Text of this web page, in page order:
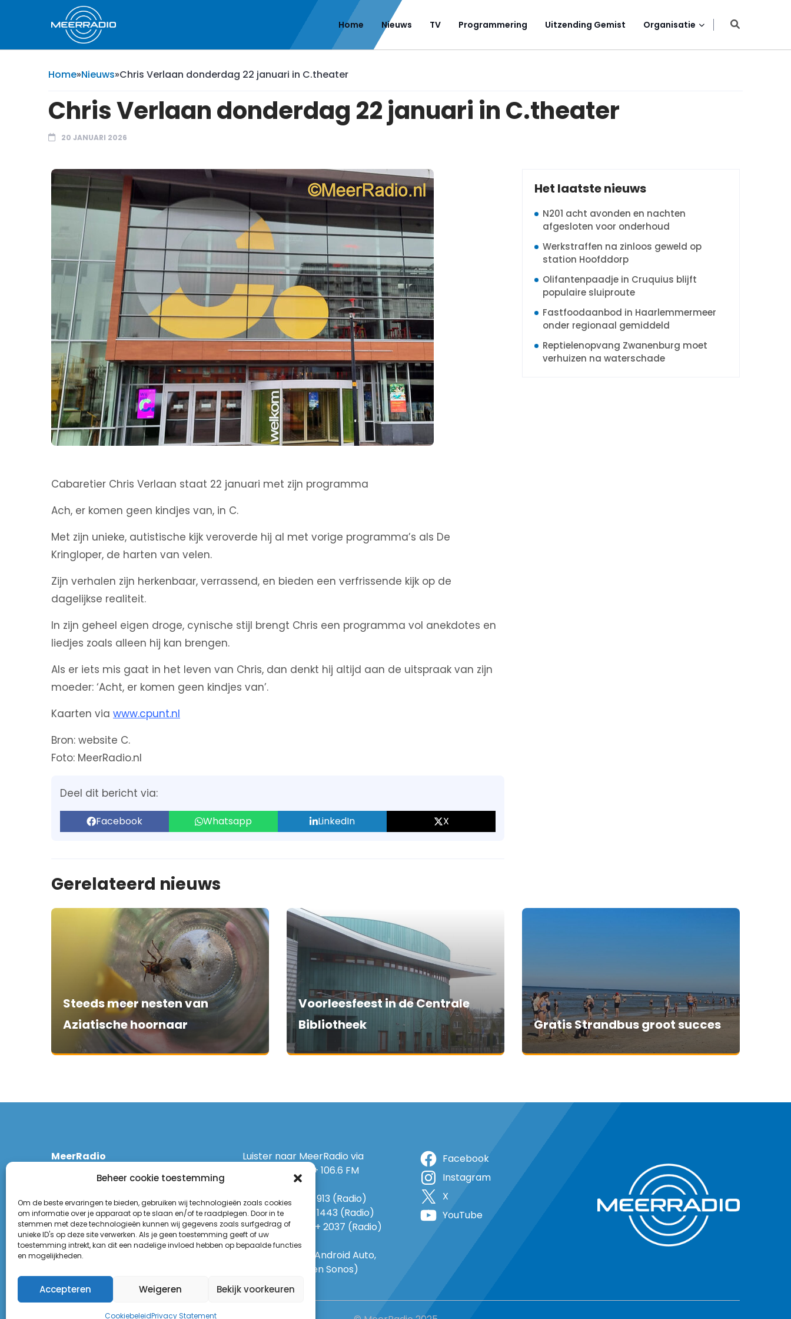
Beheer cookie toestemming
Om de beste ervaringen te bieden, gebruiken wij technologieën zoals cookies
om informatie over je apparaat op te slaan en/of te raadplegen. Door in te
stemmen met deze technologieën kunnen wij gegevens zoals surfgedrag of
unieke ID's op deze site verwerken. Als je geen toestemming geeft of uw
toestemming intrekt, kan dit een nadelige invloed hebben op bepaalde functies
en mogelijkheden.
Accepteren Weigeren Bekijk voorkeuren
CookiebeleidPrivacy Statement
Home Nieuws TV Programmering Uitzending Gemist Organisatie
Home»Nieuws»Chris Verlaan donderdag 22 januari in C.theater
Chris Verlaan donderdag 22 januari in C.theater
20 JANUARI 2026
Cabaretier Chris Verlaan staat 22 januari met zijn programma
Ach, er komen geen kindjes van, in C.
Met zijn unieke, autistische kijk veroverde hij al met vorige programma’s als De
Kringloper, de harten van velen.
Zijn verhalen zijn herkenbaar, verrassend, en bieden een verfrissende kijk op de
dagelijkse realiteit.
In zijn geheel eigen droge, cynische stijl brengt Chris een programma vol anekdotes en
liedjes zoals alleen hij kan brengen.
Als er iets mis gaat in het leven van Chris, dan denkt hij altijd aan de uitspraak van zijn
moeder: ‘Acht, er komen geen kindjes van’.
Kaarten via www.cpunt.nl
Bron: website C.
Foto: MeerRadio.nl
Deel dit bericht via:
Facebook Whatsapp LinkedIn X
Het laatste nieuws
N201 acht avonden en nachten
afgesloten voor onderhoud
Werkstraffen na zinloos geweld op
station Hoofddorp
Olifantenpaadje in Cruquius blijft
populaire sluiproute
Fastfoodaanbod in Haarlemmermeer
onder regionaal gemiddeld
Reptielenopvang Zwanenburg moet
verhuizen na waterschade
Gerelateerd nieuws
Steeds meer nesten van
Aziatische hoornaar
Voorleesfeest in de Centrale
Bibliotheek
Gratis Strandbus groot succes
MeerRadio
2131 CT Hoofddorp
(023) 55 55 900
Disclaimer
Privacy Statement
Luister naar MeerRadio via
Ether: 105.5 FM + 106.6 FM
DAB+ op 5A
Ziggo: 38 (TV) + 913 (Radio)
KPN: 1143 (TV) + 1443 (Radio)
Odido 735 (TV) + 2037 (Radio)
Tune-In
(Google Home, Android Auto,
Apple Carplay en Sonos)
Facebook
Instagram
X
YouTube